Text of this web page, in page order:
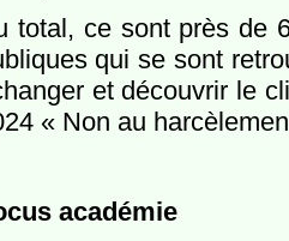
total, ce sont près de
qui se sont
et découvrir le
« Non au
académie